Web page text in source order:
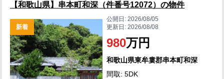
【和歌山県】串本町和深（件番号12072）の物件
新着
公開日:2026/08/05
更新日:2026/08/08
980万円
和歌山県東牟婁郡串本町和深
間取: 5DK